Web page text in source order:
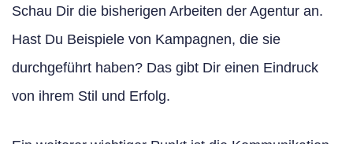
Schau Dir die bisherigen Arbeiten der Agentur an.
Hast Du Beispiele von Kampagnen, die sie
durchgeführt haben? Das gibt Dir einen Eindruck
von ihrem Stil und Erfolg.